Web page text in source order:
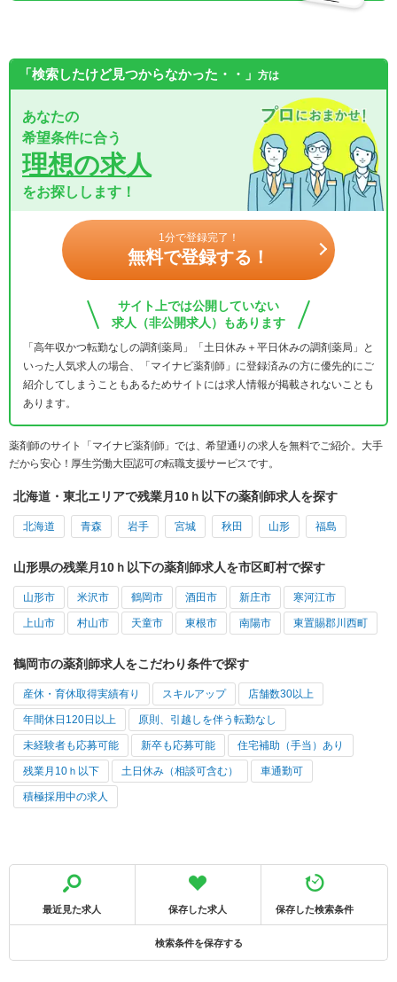
「検索したけど見つからなかった・・」 方は
あなたの
希望条件に合う
理想の求人
をお探しします！
1分で登録完了！
無料で登録する！
サイト上では公開していない
求人（非公開求人）もあります
「高年収かつ転勤なしの調剤薬局」「土日休み＋平日休みの調剤薬局」と
いった人気求人の場合、「マイナビ薬剤師」に登録済みの方に優先的にご
紹介してしまうこともあるためサイトには求人情報が掲載されないことも
あります。
薬剤師のサイト「マイナビ薬剤師」では、希望通りの求人を無料でご紹介。大手
だから安心！厚生労働大臣認可の転職支援サービスです。
北海道・東北エリアで残業月10ｈ以下の薬剤師求人を探す
北海道 青森 岩手 宮城 秋田 山形 福島
山形県の残業月10ｈ以下の薬剤師求人を市区町村で探す
山形市 米沢市 鶴岡市 酒田市 新庄市 寒河江市
上山市 村山市 天童市 東根市 南陽市 東置賜郡川西町
鶴岡市の薬剤師求人をこだわり条件で探す
産休・育休取得実績有り スキルアップ 店舗数30以上
年間休日120日以上 原則、引越しを伴う転勤なし
未経験者も応募可能 新卒も応募可能 住宅補助（手当）あり
残業月10ｈ以下 土日休み（相談可含む） 車通勤可
積極採用中の求人
最近見た求人 保存した求人 保存した検索条件
検索条件を保存する